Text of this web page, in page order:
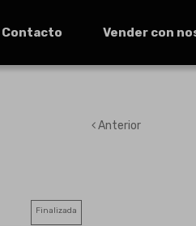
Contacto Vender con
Anterior
Finalizada